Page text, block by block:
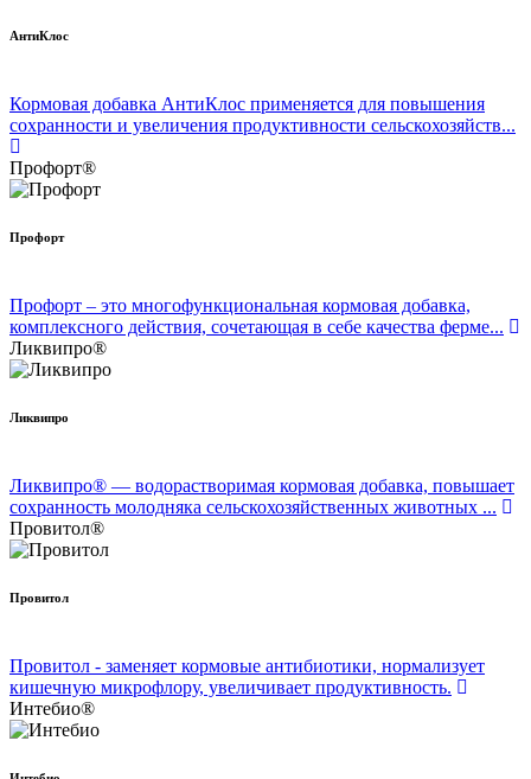
АнтиКлос
Кормовая добавка АнтиКлос применяется для повышения
сохранности и увеличения продуктивности сельскохозяйств...
Профорт®
Профорт
Профорт – это многофункциональная кормовая добавка,
комплексного действия, сочетающая в себе качества ферме...
Ликвипро®
Ликвипро
Ликвипро® — водорастворимая кормовая добавка, повышает
сохранность молодняка сельскохозяйственных животных ...
Провитол®
Провитол
Провитол - заменяет кормовые антибиотики, нормализует
кишечную микрофлору, увеличивает продуктивность.
Интебио®